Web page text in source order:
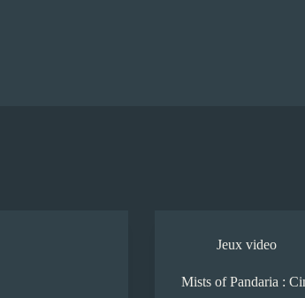
Jeux video
Mists of Pandaria :